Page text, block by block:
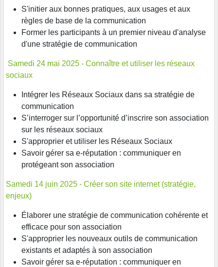
S'initier aux bonnes pratiques, aux usages et aux
règles de base de la communication
Former les participants à un premier niveau d'analyse
d'une stratégie de communication
Samedi 24 mai 2025 - Connaître et utiliser les réseaux
sociaux
Intégrer les Réseaux Sociaux dans sa stratégie de
communication
S’interroger sur l’opportunité d’inscrire son association
sur les réseaux sociaux
S'approprier et utiliser les Réseaux Sociaux
Savoir gérer sa e-réputation : communiquer en
protégeant son association
Samedi 14 juin 2025 - Créer son site internet (stratégie,
enjeux)
Élaborer une stratégie de communication cohérente et
efficace pour son association
S'approprier les nouveaux outils de communication
existants et adaptés à son association
Savoir gérer sa e-réputation : communiquer en